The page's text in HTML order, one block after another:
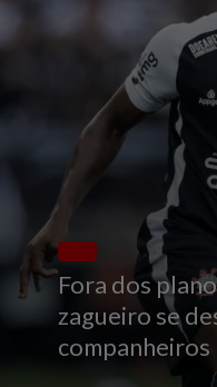
Fora dos
zagueiro se
companheiros